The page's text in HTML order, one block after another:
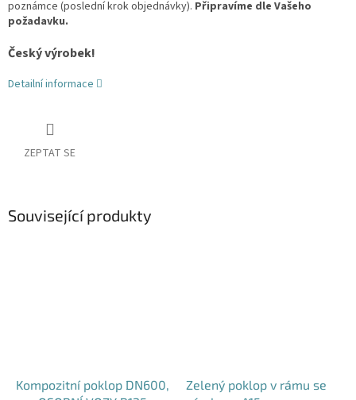
poznámce (poslední krok objednávky). Připravíme dle Vašeho
požadavku.
Český výrobek!
Detailní informace
ZEPTAT SE
Související produkty
Kompozitní poklop DN600,
Zelený poklop v rámu se